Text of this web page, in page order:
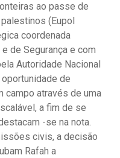
ao passe de
(Eupol
coordenada
de Segurança e com
Autoridade Nacional
de
campo através de uma
a fim de se
-se na nota.
civis, a decisão
Rafah a